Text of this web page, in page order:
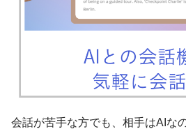
会話が苦手な方でも、相手はAIな